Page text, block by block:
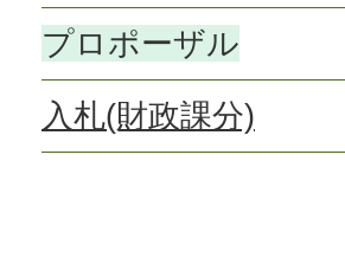
プロポーザル
入札(財政課分)